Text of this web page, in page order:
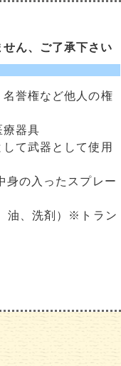
ん、ご了承下さい
名誉権など他人の権
療器具
て武器として使用
身の入ったスプレー
油、洗剤）※トラン